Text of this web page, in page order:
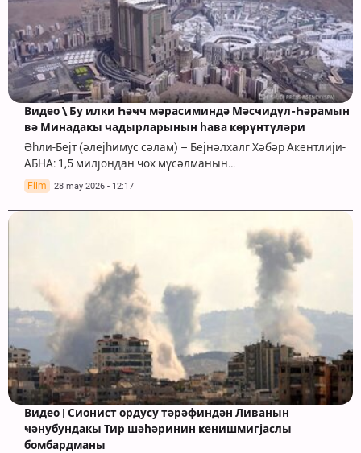
Видео \ Бу илки Һәҹҹ мәрасиминдә Мәсҹидүл-Һәрамын
вә Минадакы чадырларынын һава ҝөрүнтүләри
Әһли-Бејт (әлејһимус сәлам) – Бејнәлхалг Хәбәр Аҝентлији-
АБНА: 1,5 милјондан чох мүсәлманын…
Film 28 may 2026 - 12:17
Видео | Сионист ордусу тәрәфиндән Ливанын
ҹәнубундакы Тир шәһәринин ҝенишмигјаслы
бомбардманы